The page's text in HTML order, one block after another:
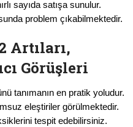
sayıda satışa sunulur.
problem çıkabilmektedir.
Artıları,
Görüşleri
tanımanın en pratik yoludur.
eleştiriler görülmektedir.
tespit edebilirsiniz.